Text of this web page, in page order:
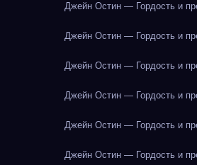
Джейн Остин — Гордость и
Джейн Остин — Гордость и
Джейн Остин — Гордость и
Джейн Остин — Гордость и
Джейн Остин — Гордость и
Джейн Остин — Гордость и